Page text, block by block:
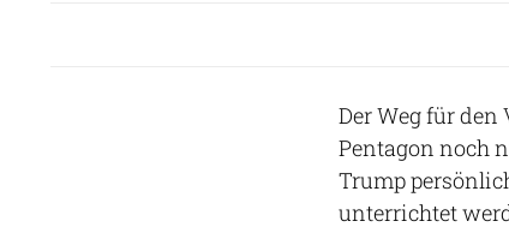
Der Weg für
Pentagon noch
Trump
unterrichtet